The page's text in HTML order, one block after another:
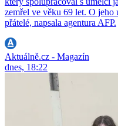
zemřel ve věku 69 let. O
přátelé, napsala agentura AFP.
Aktuálně.cz - Magazín
dnes, 18:22